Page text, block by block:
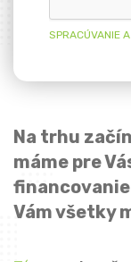
SPRACÚVANIE
Na trhu
máme pre
financovanie
Vám všetky